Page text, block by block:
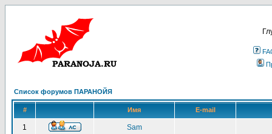
Список форумов ПАРАНОЙЯ
# Имя E-mail
1 Sam